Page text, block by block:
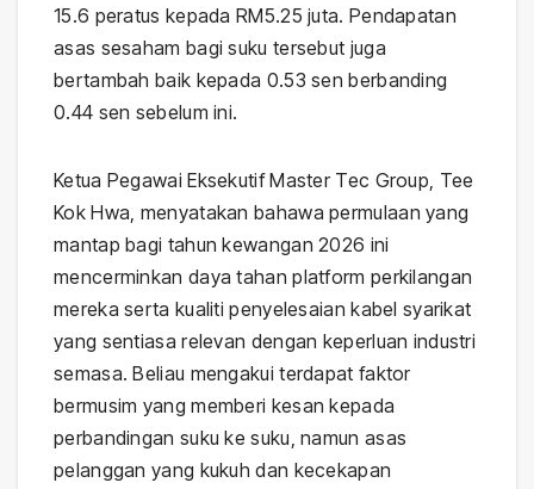
15.6 peratus kepada RM5.25 juta. Pendapatan
asas sesaham bagi suku tersebut juga
bertambah baik kepada 0.53 sen berbanding
0.44 sen sebelum ini.
Ketua Pegawai Eksekutif Master Tec Group, Tee
Kok Hwa, menyatakan bahawa permulaan yang
mantap bagi tahun kewangan 2026 ini
mencerminkan daya tahan platform perkilangan
mereka serta kualiti penyelesaian kabel syarikat
yang sentiasa relevan dengan keperluan industri
semasa. Beliau mengakui terdapat faktor
bermusim yang memberi kesan kepada
perbandingan suku ke suku, namun asas
pelanggan yang kukuh dan kecekapan